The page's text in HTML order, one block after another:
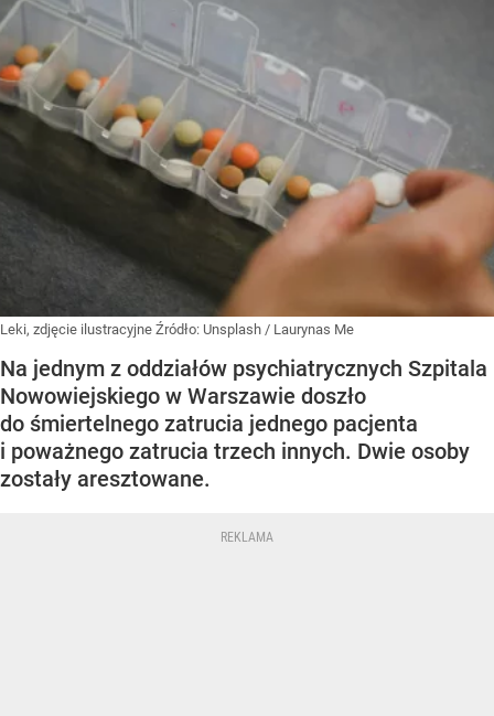
Leki, zdjęcie ilustracyjne Źródło: Unsplash / Laurynas Me
Na jednym z oddziałów psychiatrycznych Szpitala
Nowowiejskiego w Warszawie doszło
do śmiertelnego zatrucia jednego pacjenta
i poważnego zatrucia trzech innych. Dwie osoby
zostały aresztowane.